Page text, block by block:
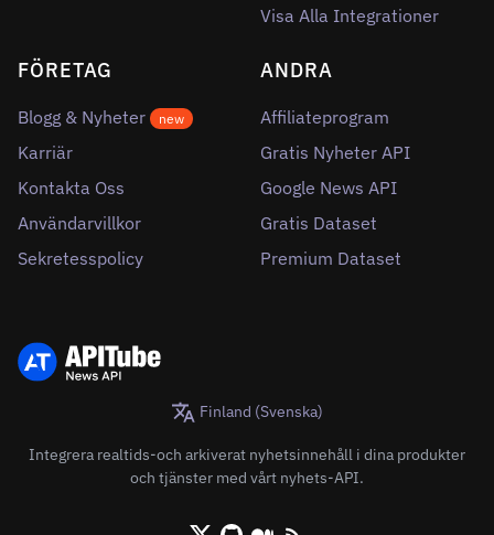
Visa Alla Integrationer
FÖRETAG
Blogg & Nyheter new
Karriär
Kontakta Oss
Användarvillkor
Sekretesspolicy
ANDRA
Affiliateprogram
Gratis Nyheter API
Google News API
Gratis Dataset
Premium Dataset
Finland (Svenska)
Integrera realtids-och arkiverat nyhetsinnehåll i dina produkter
och tjänster med vårt nyhets-API.